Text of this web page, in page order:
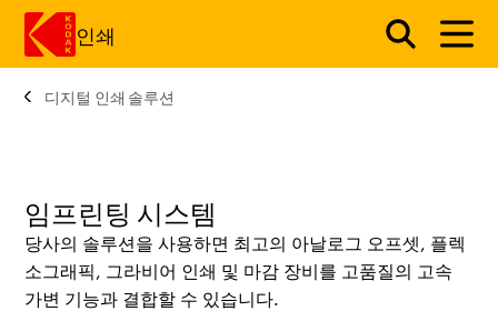
인쇄
디지털 인쇄 솔루션
임프린팅 시스템
당사의 솔루션을 사용하면 최고의 아날로그 오프셋, 플렉
소그래픽, 그라비어 인쇄 및 마감 장비를 고품질의 고속
가변 기능과 결합할 수 있습니다.